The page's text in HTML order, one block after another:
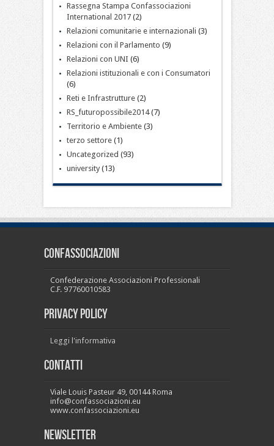
Rassegna Stampa Confassociazioni
International 2017(2)
Relazioni comunitarie e internazionali (3)
Relazioni con il Parlamento (9)
Relazioni con UNI (6)
Relazioni istituzionali e con i Consumatori
(6)
Reti e Infrastrutture(2)
RS_futuropossibile2014(7)
Territorio e Ambiente(3)
terzo settore(1)
Uncategorized (93)
university(13)
CONFASSOCIAZIONI
Confederazione Associazioni Professionali
C.F. 97760010583
PRIVACY POLICY
Leggi l'informativa
Contatti
Viale Louis Pasteur 49, 00144 Roma
info@confassociazioni.eu
www.confassociazioni.eu
Newsletter